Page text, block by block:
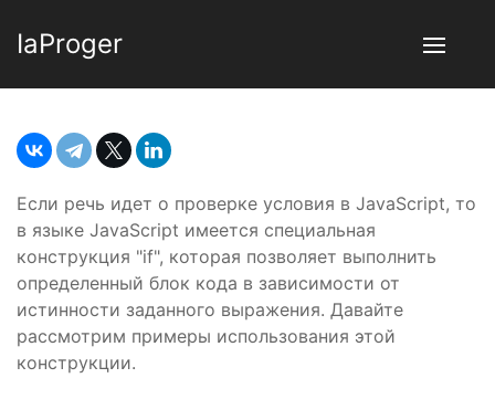
IaProger
Если речь идет о проверке условия в JavaScript, то
в языке JavaScript имеется специальная
конструкция "if", которая позволяет выполнить
определенный блок кода в зависимости от
истинности заданного выражения. Давайте
рассмотрим примеры использования этой
конструкции.